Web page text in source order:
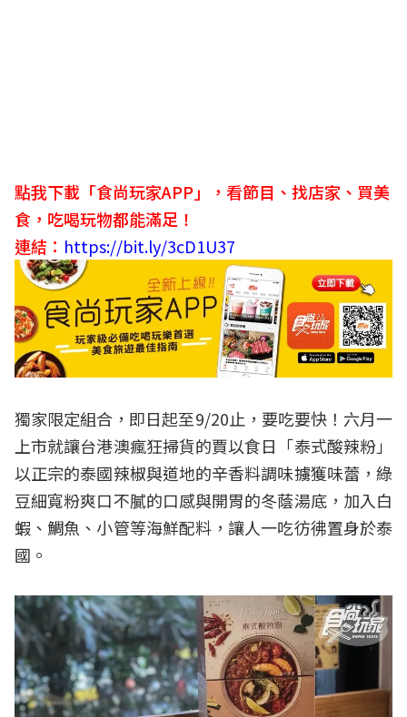
點我下載「食尚玩家APP」，看節目、找店家、買美
食，吃喝玩物都能滿足！
連結： https://bit.ly/3cD1U37
獨家限定組合，即日起至9/20止，要吃要快！六月一
上市就讓台港澳瘋狂掃貨的賈以食日「泰式酸辣粉」
以正宗的泰國辣椒與道地的辛香料調味擄獲味蕾，綠
豆細寬粉爽口不膩的口感與開胃的冬蔭湯底，加入白
蝦、鯛魚、小管等海鮮配料，讓人一吃彷彿置身於泰
國。